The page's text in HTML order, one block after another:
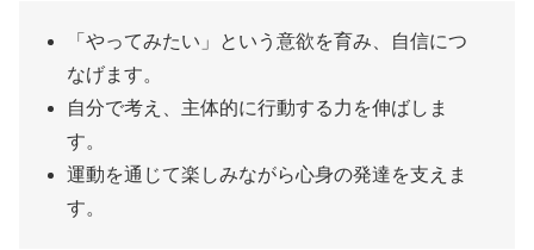
「やってみたい」という意欲を育み、自信につ
なげます。
自分で考え、主体的に行動する力を伸ばしま
す。
運動を通じて楽しみながら心身の発達を支えま
す。